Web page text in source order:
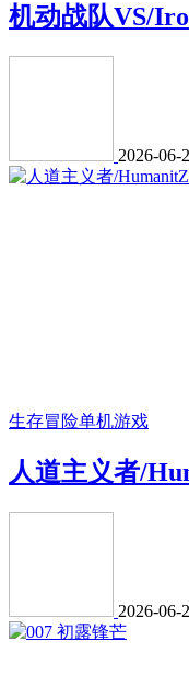
机动战队VS/
2026-06-
生存冒险单机游戏
人道主义者/
2026-06-